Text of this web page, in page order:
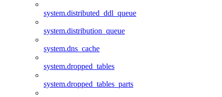
system.distributed_ddl_queue
system.distribution_queue
system.dns_cache
system.dropped_tables
system.dropped_tables_parts